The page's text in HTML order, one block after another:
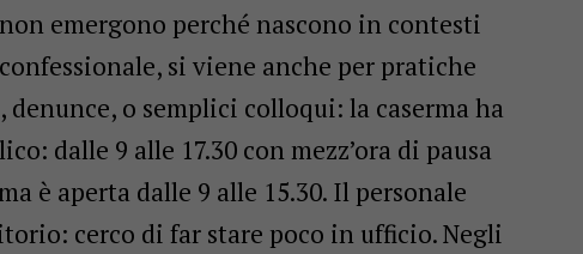
emergono perché nascono in contesti
si viene anche per pratiche
o semplici colloqui: la caserma ha
dalle 9 alle 17.30 con mezz’ora di pausa
è aperta dalle 9 alle 15.30. Il personale
cerco di far stare poco in ufficio. Negli